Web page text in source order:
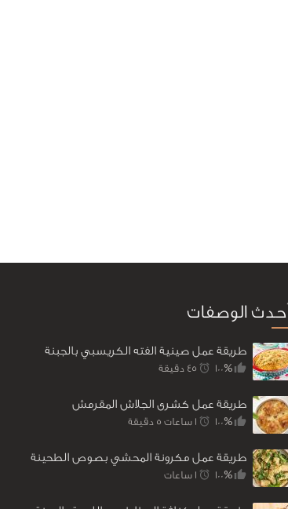
الوصفات
طريقة عمل صينية الفته الكريسبي بالجبنة
100% 45 ‎دقيقة
طريقة عمل كشرى الجلاش المقرمش
100% 1 ساعات 5 ‎دقيقة
طريقة عمل مكرونة المحشي بصوص الطحينة
100% 1 ساعات